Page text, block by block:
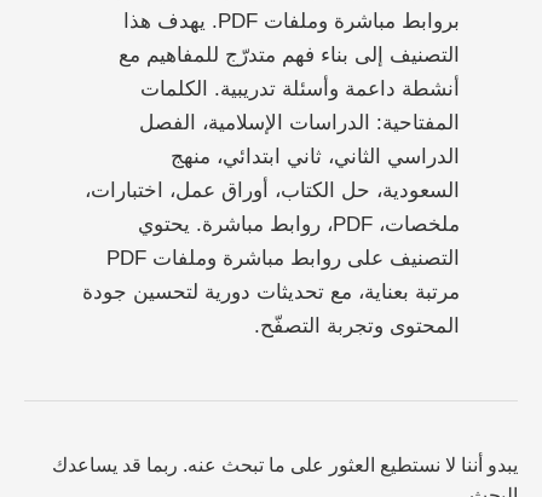
بروابط مباشرة وملفات PDF. يهدف هذا
التصنيف إلى بناء فهم متدرّج للمفاهيم مع
أنشطة داعمة وأسئلة تدريبية. الكلمات
المفتاحية: الدراسات الإسلامية، الفصل
الدراسي الثاني، ثاني ابتدائي، منهج
السعودية، حل الكتاب، أوراق عمل، اختبارات،
ملخصات، PDF، روابط مباشرة. يحتوي
التصنيف على روابط مباشرة وملفات PDF
مرتبة بعناية، مع تحديثات دورية لتحسين جودة
المحتوى وتجربة التصفّح.
يبدو أننا لا نستطيع العثور على ما تبحث عنه. ربما قد يساعدك